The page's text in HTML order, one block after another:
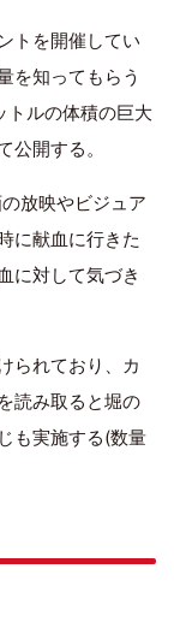
トを開催してい
を知ってもらう
トルの体積の巨大
開する。
放映やビジュア
に献血に行きた
に対して気づき
られており、カ
読み取ると堀の
も実施する(数量